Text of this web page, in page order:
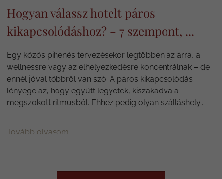
Hogyan válassz hotelt páros
kikapcsolódáshoz? – 7 szempont, ...
Egy közös pihenés tervezésekor legtöbben az árra, a
wellnessre vagy az elhelyezkedésre koncentrálnak – de
ennél jóval többről van szó. A páros kikapcsolódás
lényege az, hogy együtt legyetek, kiszakadva a
megszokott ritmusból. Ehhez pedig olyan szálláshely...
Tovább olvasom